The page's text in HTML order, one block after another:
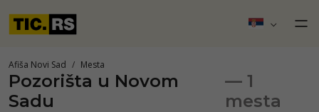
Afiša Novi Sad Mesta
Pozorišta u Novom
Sadu
— 1
mesta